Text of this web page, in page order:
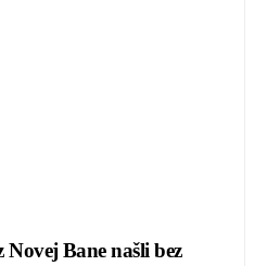
Novej Bane našli bez